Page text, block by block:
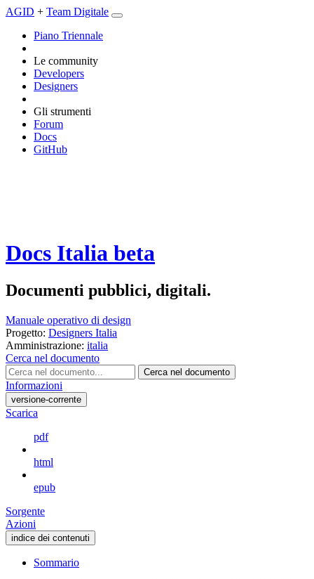
AGID + Team Digitale
Piano Triennale
Le community
Developers
Designers
Gli strumenti
Forum
Docs
GitHub
Docs Italia beta
Documenti pubblici, digitali.
Manuale operativo di design
Progetto: Designers Italia
Amministrazione: italia
Cerca nel documento
Cerca nel documento
Informazioni
versione-corrente
Scarica
pdf
html
epub
Sorgente
Azioni
indice dei contenuti
Sommario